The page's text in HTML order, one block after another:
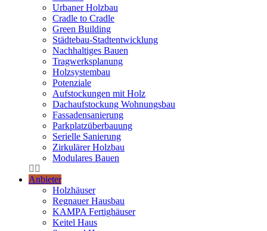
Urbaner Holzbau
Cradle to Cradle
Green Building
Städtebau-Stadtentwicklung
Nachhaltiges Bauen
Tragwerksplanung
Holzsystembau
Potenziale
Aufstockungen mit Holz
Dachaufstockung Wohnungsbau
Fassadensanierung
Parkplatzüberbauung
Serielle Sanierung
Zirkulärer Holzbau
Modulares Bauen
Anbieter
Holzhäuser
Regnauer Hausbau
KAMPA Fertighäuser
Keitel Haus